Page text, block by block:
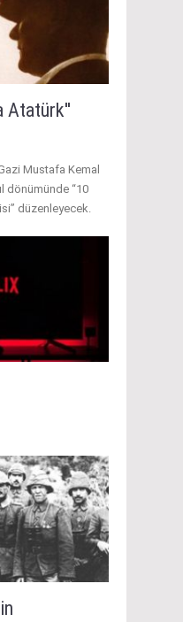
Atatürk''
Mustafa Kemal
dönümünde “10
düzenleyecek.